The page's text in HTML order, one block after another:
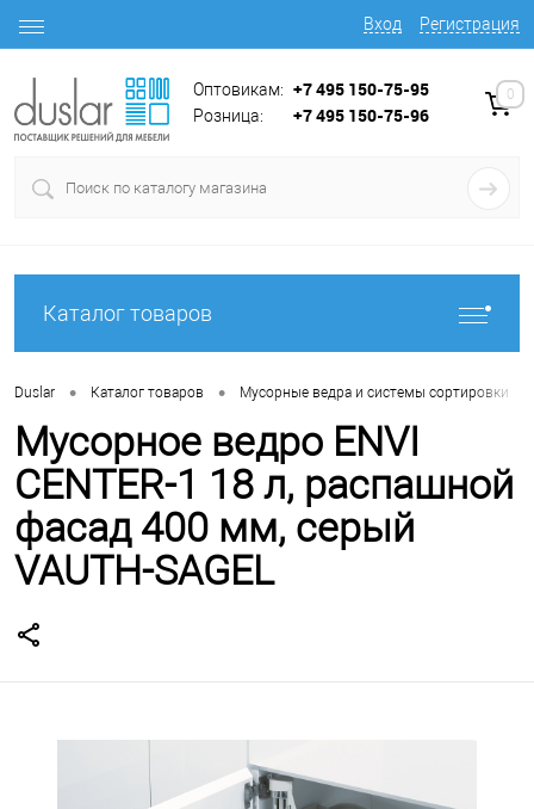
Вход Регистрация
Оптовикам: +7 495 150-75-95
Розница: +7 495 150-75-96
0
Каталог товаров
Duslar • Каталог товаров • Мусорные ведра и системы сортировки
Мусорное ведро ENVI
CENTER-1 18 л, распашной
фасад 400 мм, серый
VAUTH-SAGEL